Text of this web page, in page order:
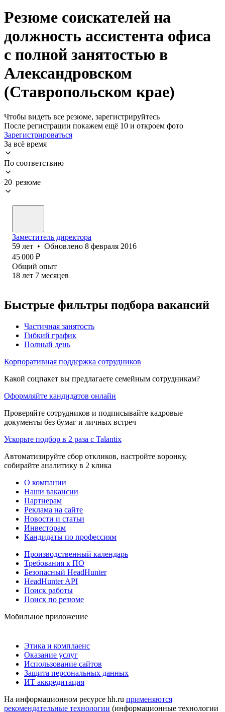
Резюме соискателей на
должность ассистента офиса
с полной занятостью в
Александровском
(Ставропольском крае)
Чтобы видеть все резюме, зарегистрируйтесь
После регистрации покажем ещё 10 и откроем фото
Зарегистрироваться
За всё время
По соответствию
20 резюме
Заместитель директора
59 лет • Обновлено 8 февраля 2016
45 000 ₽
Общий опыт
18 лет 7 месяцев
Быстрые фильтры подбора вакансий
Частичная занятость
Гибкий график
Полный день
Корпоративная поддержка сотрудников
Какой соцпакет вы предлагаете семейным сотрудникам?
Оформляйте кандидатов онлайн
Проверяйте сотрудников и подписывайте кадровые
документы без бумаг и личных встреч
Ускорьте подбор в 2 раза с Talantix
Автоматизируйте сбор откликов, настройте воронку,
собирайте аналитику в 2 клика
О компании
Наши вакансии
Партнерам
Реклама на сайте
Новости и статьи
Инвесторам
Кандидаты по профессиям
Производственный календарь
Требования к ПО
Безопасный HeadHunter
HeadHunter API
Поиск работы
Поиск по резюме
Мобильное приложение
Этика и комплаенс
Оказание услуг
Использование сайтов
Защита персональных данных
ИТ аккредитация
На информационном ресурсе hh.ru применяются
рекомендательные технологии (информационные технологии